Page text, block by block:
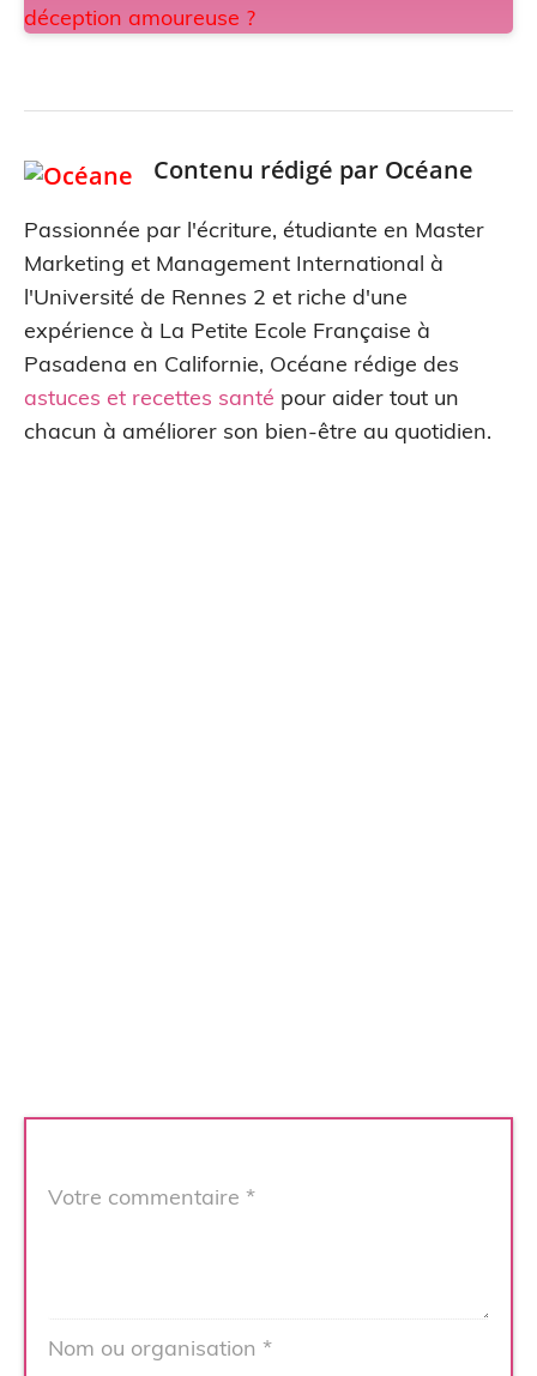
Contenu rédigé par Océane
Passionnée par l'écriture, étudiante en Master
Marketing et Management International à
l'Université de Rennes 2 et riche d'une
expérience à La Petite Ecole Française à
Pasadena en Californie, Océane rédige des
astuces et recettes santé pour aider tout un
chacun à améliorer son bien-être au quotidien.